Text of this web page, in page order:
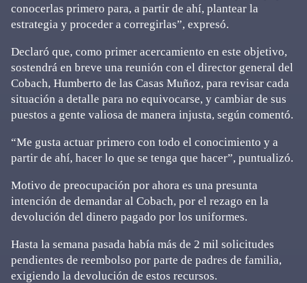
conocerlas primero para, a partir de ahí, plantear la
estrategia y proceder a corregirlas”, expresó.
Declaró que, como primer acercamiento en este objetivo,
sostendrá en breve una reunión con el director general del
Cobach, Humberto de las Casas Muñoz, para revisar cada
situación a detalle para no equivocarse, y cambiar de sus
puestos a gente valiosa de manera injusta, según comentó.
“Me gusta actuar primero con todo el conocimiento y a
partir de ahí, hacer lo que se tenga que hacer”, puntualizó.
Motivo de preocupación por ahora es una presunta
intención de demandar al Cobach, por el rezago en la
devolución del dinero pagado por los uniformes.
Hasta la semana pasada había más de 2 mil solicitudes
pendientes de reembolso por parte de padres de familia,
exigiendo la devolución de estos recursos.